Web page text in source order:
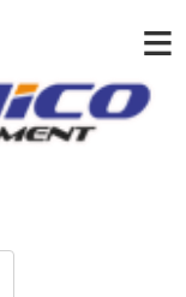
≡